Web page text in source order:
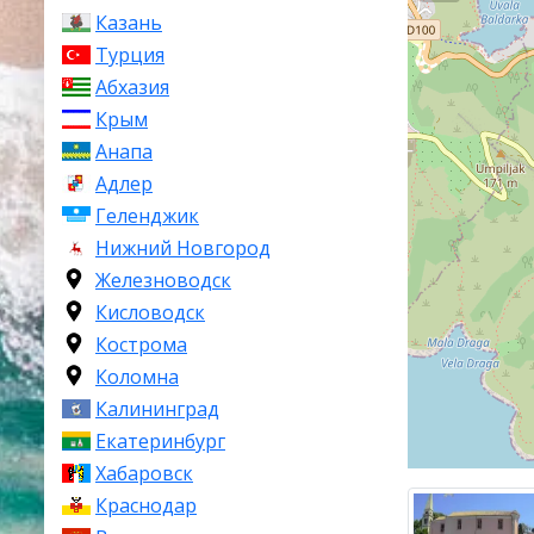
Казань
Турция
Абхазия
Крым
Анапа
Адлер
Геленджик
Нижний Новгород
Железноводск
Кисловодск
Кострома
Коломна
Калининград
Екатеринбург
Хабаровск
Краснодар